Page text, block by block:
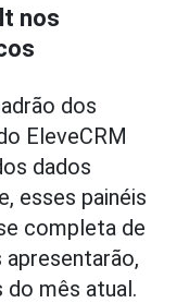
nos
dos
EleveCRM
dados
esses painéis
completa de
do mês atual.